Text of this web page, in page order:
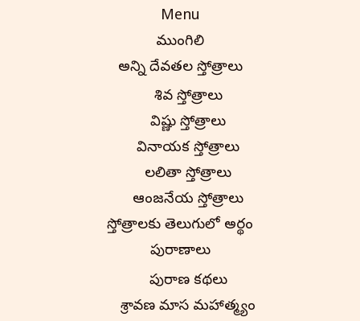
Menu
ముంగిలి
అన్ని దేవతల స్తోత్రాలు
శివ స్తోత్రాలు
విష్ణు స్తోత్రాలు
వినాయక స్తోత్రాలు
లలితా స్తోత్రాలు
ఆంజనేయ స్తోత్రాలు
స్తోత్రాలకు తెలుగులో అర్థం
పురాణాలు
పురాణ కథలు
శ్రావణ మాస మహాత్మ్యం